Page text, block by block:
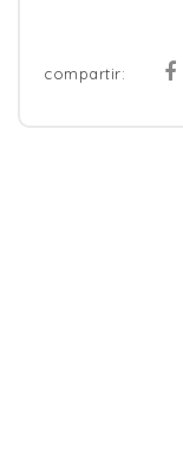
compartir: